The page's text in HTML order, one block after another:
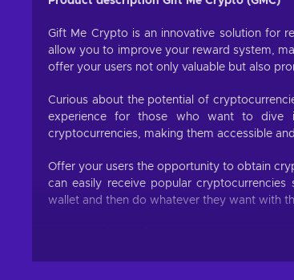
Gift Me Crypto is an innovative solution for
allow you to improve your reward system,
offer your users not only valuable but also
Curious about the potential of
experience for those who want to dive
cryptocurrencies, making them accessible
Offer your users the opportunity to obtain
can easily receive popular
wallet and then do whatever they want with